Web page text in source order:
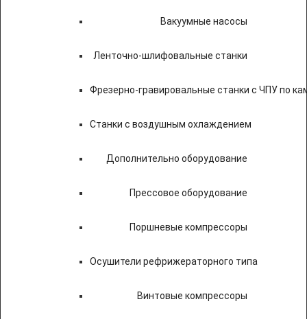
Вакуумные насосы
Ленточно-шлифовальные станки
Фрезерно-гравировальные станки с ЧПУ по
Станки с воздушным охлаждением
Дополнительно оборудование
Прессовое оборудование
Поршневые компрессоры
Осушители рефрижераторного типа
Винтовые компрессоры